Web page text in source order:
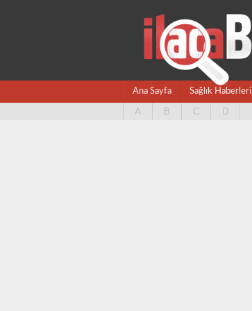
Ana Sayfa Sağlık Haberleri
A B C D